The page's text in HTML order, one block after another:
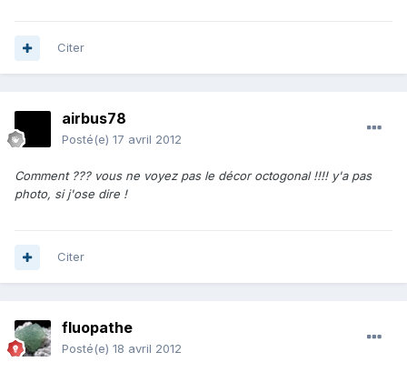
Citer
airbus78
Posté(e) 17 avril 2012
Comment ??? vous ne voyez pas le décor octogonal !!!! y'a pas
photo, si j'ose dire !
Citer
fluopathe
Posté(e) 18 avril 2012